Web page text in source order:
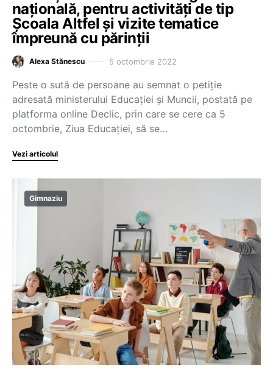
națională, pentru activități de tip
Școala Altfel și vizite tematice
împreună cu părinții
Alexa Stănescu 5 octombrie 2022
Peste o sută de persoane au semnat o petiție
adresată ministerului Educației și Muncii, postată pe
platforma online Declic, prin care se cere ca 5
octombrie, Ziua Educației, să se…
Vezi articolul
Gimnaziu